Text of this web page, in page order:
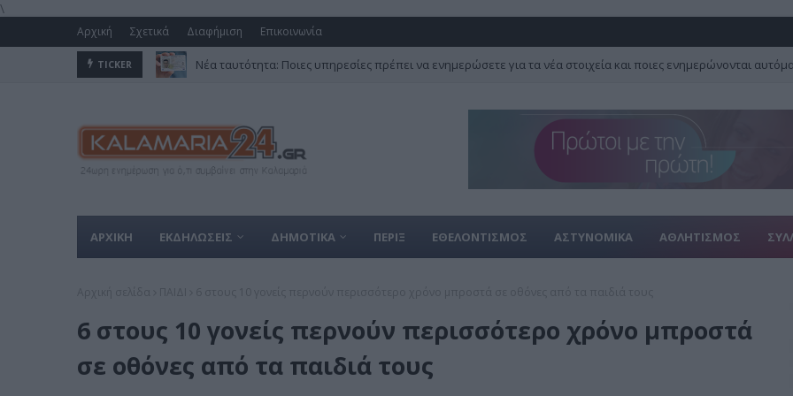
\
Αρχική Σχετικά Διαφήμιση Επικοινωνία
TICKER Νέα ταυτότητα: Ποιες υπηρεσίες πρέπει να ενημερώσετε για τα νέα στοιχεία και ποιες ενημερώνονται
ΑΡΧΙΚΗ ΕΚΔΗΛΩΣΕΙΣ ΔΗΜΟΤΙΚΑ ΠΕΡΙΞ ΕΘΕΛΟΝΤΙΣΜΟΣ ΑΣΤΥΝΟΜΙΚΑ ΑΘΛΗΤΙΣΜΟΣ
6 στους 10 γονείς περνούν περισσότερο χρόνο μπροστά
σε οθόνες από τα παιδιά τους